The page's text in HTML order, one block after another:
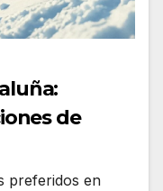
de
preferidos en